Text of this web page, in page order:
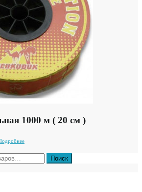
1000 м ( 20 см )